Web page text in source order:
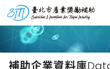
到
內
台北市產業獎勵補助
補助企業資料庫